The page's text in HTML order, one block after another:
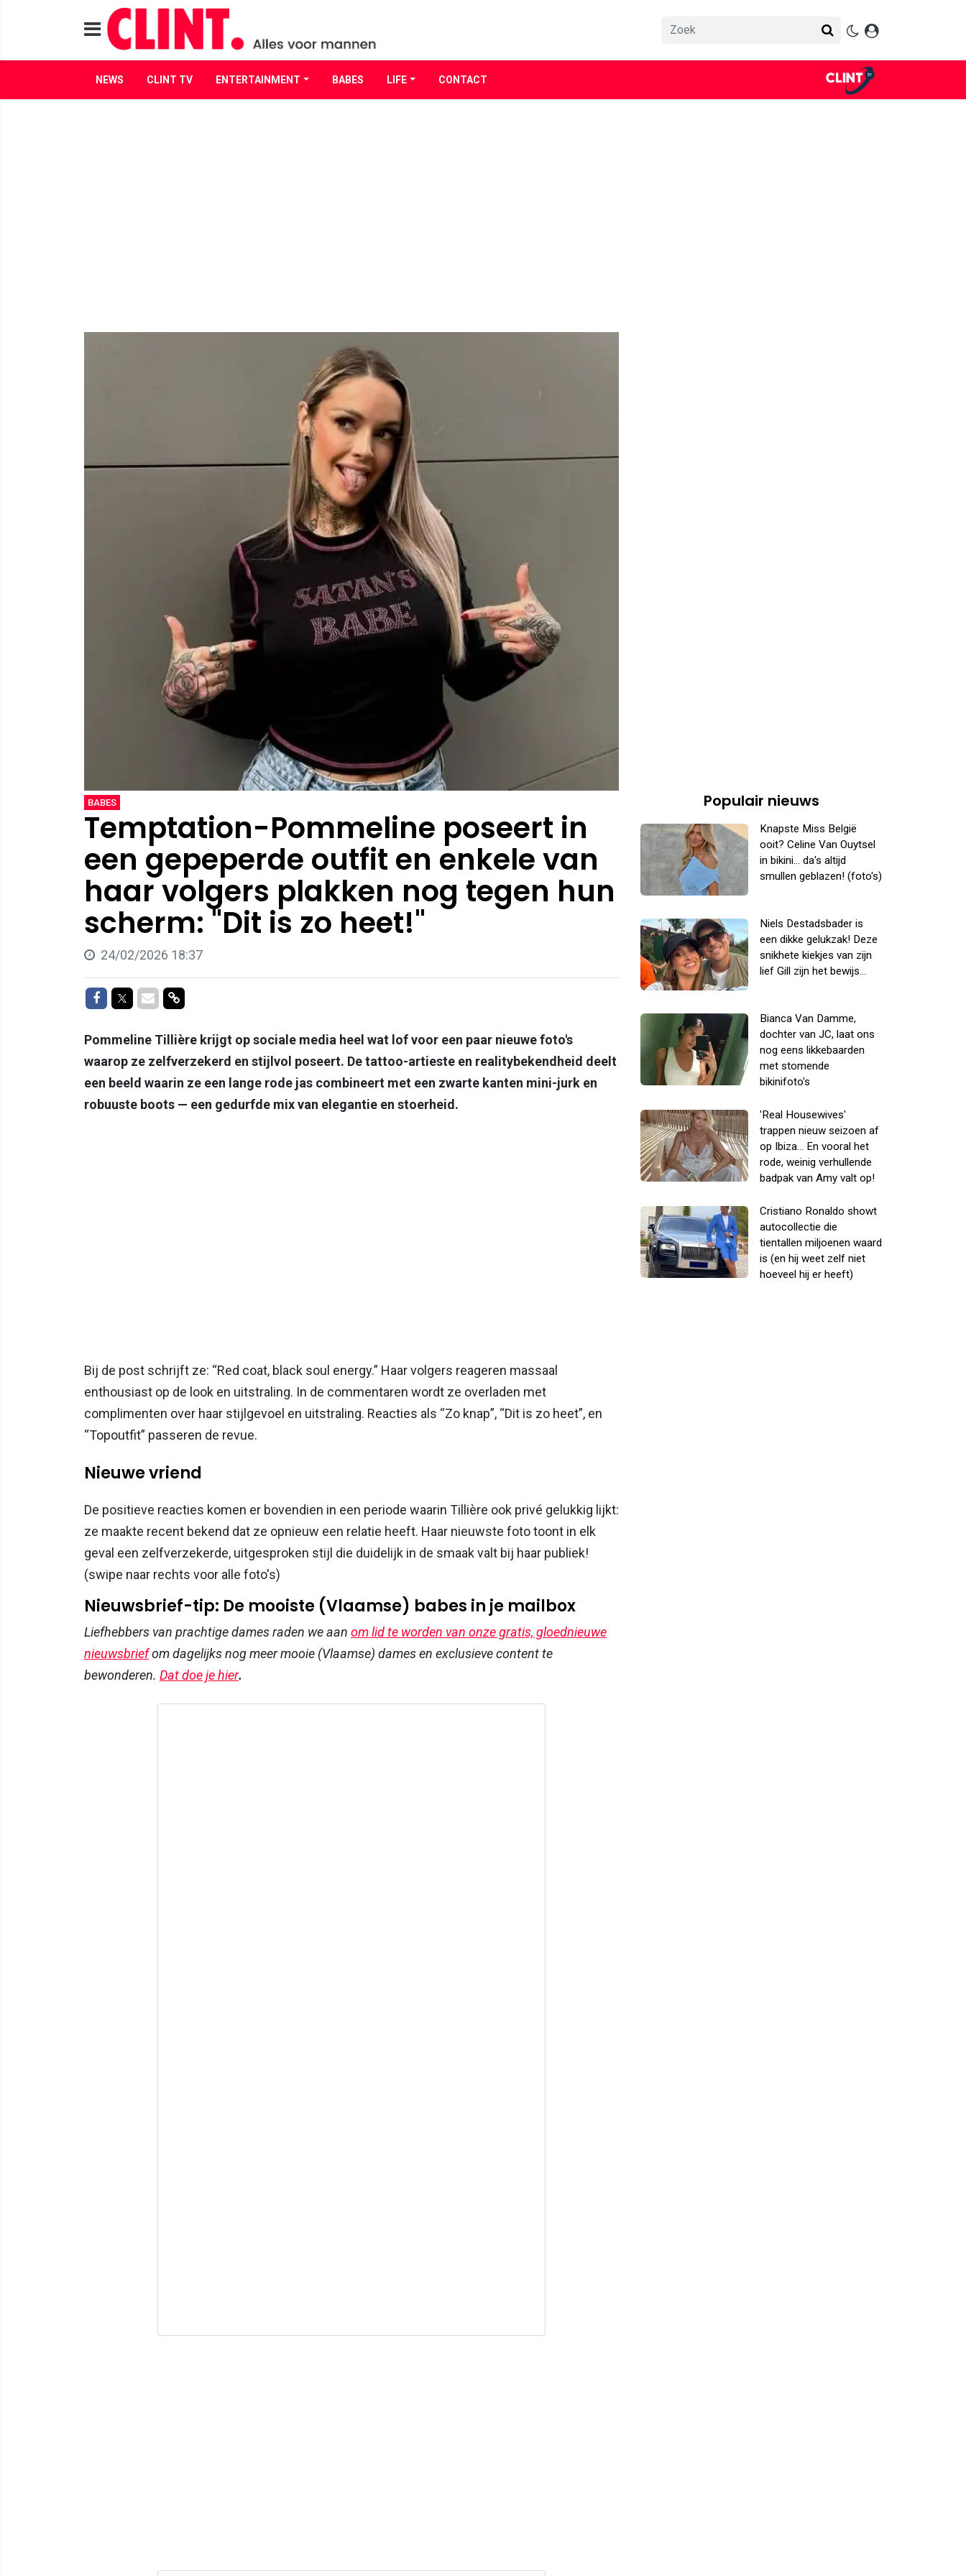
NEWS CLINT TV ENTERTAINMENT BABES LIFE CONTACT
BABES
Temptation-Pommeline poseert in
een gepeperde outfit en enkele van
haar volgers plakken nog tegen hun
scherm: "Dit is zo heet!"
24/02/2026 18:37
Delen op Facebook
Delen op Twitter
Delen via Mail
Delen via link
Pommeline Tillière krijgt op sociale media heel wat lof voor een paar nieuwe foto's
waarop ze zelfverzekerd en stijlvol poseert. De tattoo-artieste en realitybekendheid deelt
een beeld waarin ze een lange rode jas combineert met een zwarte kanten mini-jurk en
robuuste boots — een gedurfde mix van elegantie en stoerheid.
Bij de post schrijft ze: “Red coat, black soul energy.” Haar volgers reageren massaal
enthousiast op de look en uitstraling. In de commentaren wordt ze overladen met
complimenten over haar stijlgevoel en uitstraling. Reacties als “Zo knap”, “Dit is zo heet”, en
“Topoutfit” passeren de revue.
Nieuwe vriend
De positieve reacties komen er bovendien in een periode waarin Tillière ook privé gelukkig lijkt:
ze maakte recent bekend dat ze opnieuw een relatie heeft. Haar nieuwste foto toont in elk
geval een zelfverzekerde, uitgesproken stijl die duidelijk in de smaak valt bij haar publiek!
(swipe naar rechts voor alle foto's)
Nieuwsbrief-tip: De mooiste (Vlaamse) babes in je mailbox
Liefhebbers van prachtige dames raden we aan om lid te worden van onze gratis, gloednieuwe
nieuwsbriefom dagelijks nog meer mooie (Vlaamse) dames en exclusieve content te
bewonderen. Dat doe je hier.
Populair nieuws
Knapste Miss België
ooit? Celine Van Ouytsel
in bikini... da's altijd
smullen geblazen! (foto's)
Niels Destadsbader is
een dikke gelukzak! Deze
snikhete kiekjes van zijn
lief Gill zijn het bewijs...
Bianca Van Damme,
dochter van JC, laat ons
nog eens likkebaarden
met stomende
bikinifoto's
'Real Housewives'
trappen nieuw seizoen af
op Ibiza... En vooral het
rode, weinig verhullende
badpak van Amy valt op!
Cristiano Ronaldo showt
autocollectie die
tientallen miljoenen waard
is (en hij weet zelf niet
hoeveel hij er heeft)